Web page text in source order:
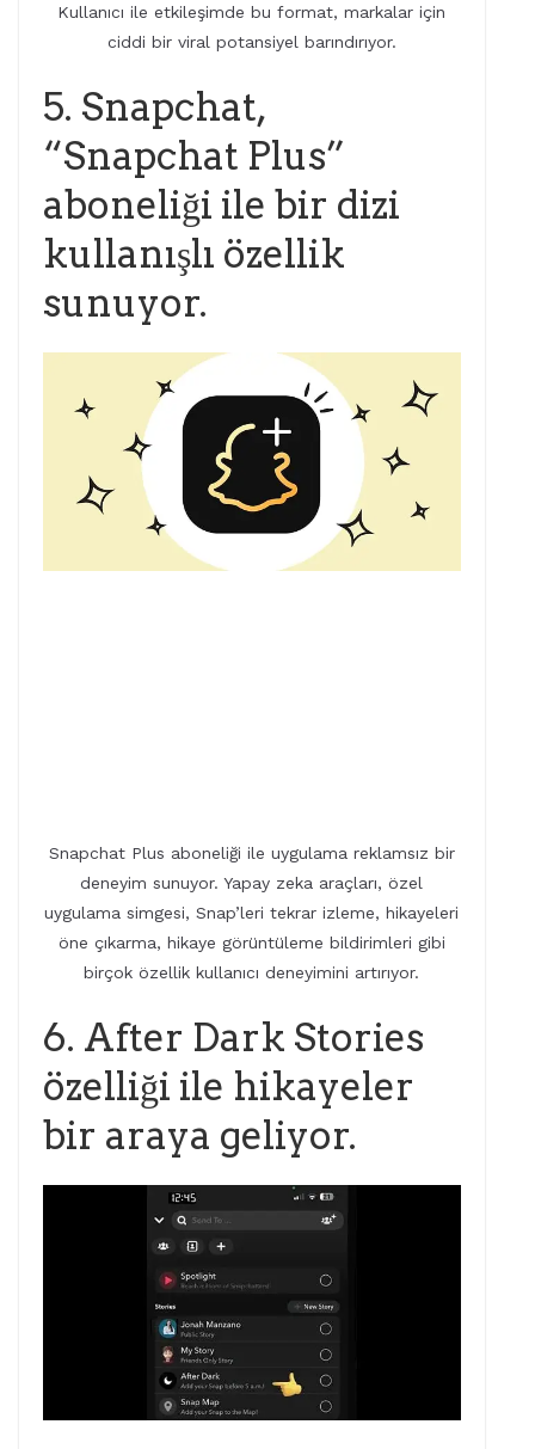
Kullanıcı ile etkileşimde bu format, markalar için
ciddi bir viral potansiyel barındırıyor.
5. Snapchat,
“Snapchat Plus”
aboneliği ile bir dizi
kullanışlı özellik
sunuyor.
Snapchat Plus aboneliği ile uygulama reklamsız bir
deneyim sunuyor. Yapay zeka araçları, özel
uygulama simgesi, Snap’leri tekrar izleme, hikayeleri
öne çıkarma, hikaye görüntüleme bildirimleri gibi
birçok özellik kullanıcı deneyimini artırıyor.
6. After Dark Stories
özelliği ile hikayeler
bir araya geliyor.